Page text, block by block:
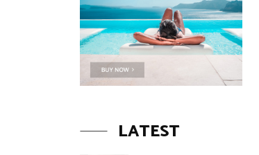
LATEST